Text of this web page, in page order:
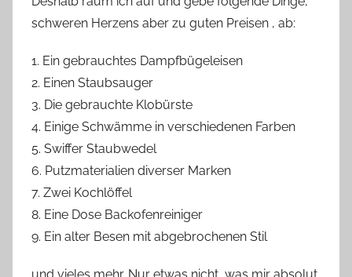
schweren Herzens aber zu guten Preisen , ab:
1. Ein gebrauchtes Dampfbügeleisen
2. Einen Staubsauger
3. Die gebrauchte Klobürste
4. Einige Schwämme in verschiedenen Farben
5. Swiffer Staubwedel
6. Putzmaterialien diverser Marken
7. Zwei Kochlöffel
8. Eine Dose Backofenreiniger
9. Ein alter Besen mit abgebrochenen Stil
und vieles mehr. Nur etwas nicht, was mir absolut